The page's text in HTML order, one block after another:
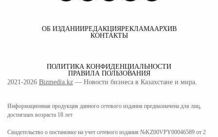
ОБ ИЗДАНИИРЕДАКЦИЯРЕКЛАМААРХИВ
КОНТАКТЫ
ПОЛИТИКА КОНФИДЕНЦИАЛЬНОСТИ
ПРАВИЛА ПОЛЬЗОВАНИЯ
2021-2026 Bizmedia.kz — Новости бизнеса в Казахстане и мира.
Информационная продукция данного сетевого издания предназначена для лиц,
достигших возраста 18 лет
Свидетельство о постановке на учет сетевого издания №KZ00VPY00046589 от 2